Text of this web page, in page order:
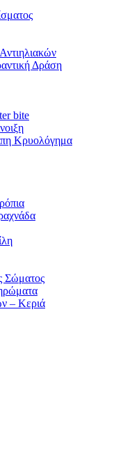
Δράση
bite
Κρυολόγημα
Σώματος
– Κεριά